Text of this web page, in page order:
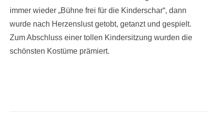
immer wieder „Bühne frei für die Kinderschar“, dann
wurde nach Herzenslust getobt, getanzt und gespielt.
Zum Abschluss einer tollen Kindersitzung wurden die
schönsten Kostüme prämiert.